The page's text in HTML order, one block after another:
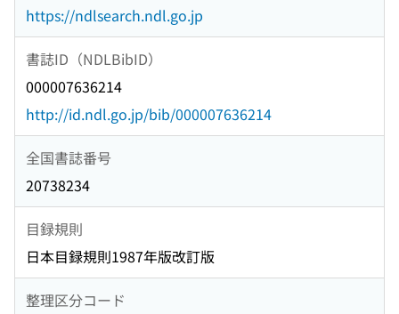
https://ndlsearch.ndl.go.jp
書誌ID（NDLBibID）
000007636214
http://id.ndl.go.jp/bib/000007636214
全国書誌番号
20738234
目録規則
日本目録規則1987年版改訂版
整理区分コード